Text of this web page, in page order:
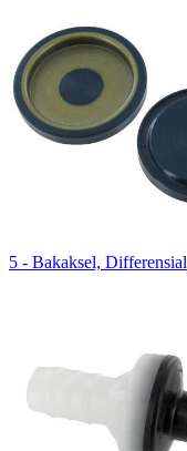
5 - Bakaksel, Differensial